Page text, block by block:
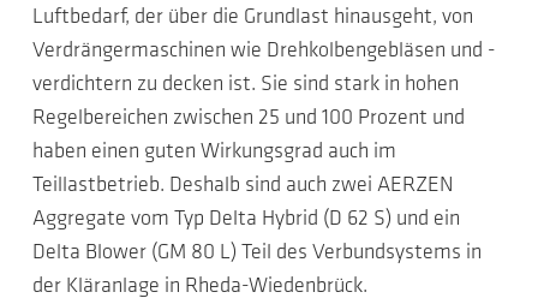
Luftbedarf, der über die Grundlast hinausgeht, von
Verdrängermaschinen wie Drehkolbengebläsen und -
verdichtern zu decken ist. Sie sind stark in hohen
Regelbereichen zwischen 25 und 100 Prozent und
haben einen guten Wirkungsgrad auch im
Teillastbetrieb. Deshalb sind auch zwei AERZEN
Aggregate vom Typ Delta Hybrid (D 62 S) und ein
Delta Blower (GM 80 L) Teil des Verbundsystems in
der Kläranlage in Rheda-Wiedenbrück.